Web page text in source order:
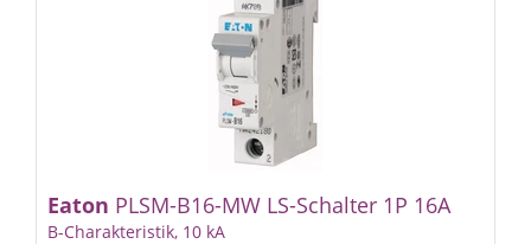
Eaton PLSM-B16-MW LS-Schalter 1P 16A
B-Charakteristik, 10 kA